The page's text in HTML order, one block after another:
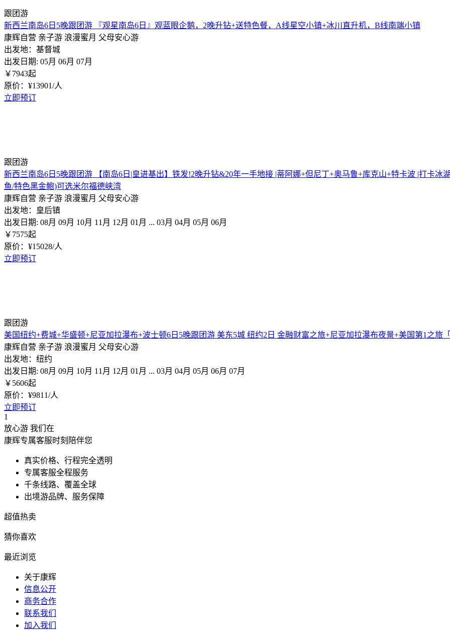
跟团游
新西兰南岛6日5晚跟团游 『观星南岛6日』观蓝眼企鹅，2晚升钻+送特色餐，A线星空小镇+冰川直升机，B线南端小镇
康辉自营 亲子游 浪漫蜜月 父母安心游
出发地：基督城
出发日期: 05月 06月 07月
￥ 7943起
原价：¥13901/人
立即预订
跟团游
新西兰南岛6日5晚跟团游 【南岛6日|皇进基出】铁发!2晚升钻&20年一手地接 |蒂阿娜+但尼丁+奥马鲁+库克山+特卡波 |打卡
鱼/特色黑金鲍)可选米尔福德峡湾
康辉自营 亲子游 浪漫蜜月 父母安心游
出发地：皇后镇
出发日期: 08月 09月 10月 11月 12月 01月 ... 03月 04月 05月 06月
￥ 7575起
原价：¥15028/人
立即预订
跟团游
美国纽约+费城+华盛顿+尼亚加拉瀑布+波士顿6日5晚跟团游 美东5城 纽约2日 金融财富之旅+尼亚加拉瀑布夜景+美国第1之旅「
康辉自营 亲子游 浪漫蜜月 父母安心游
出发地：纽约
出发日期: 08月 09月 10月 11月 12月 01月 ... 03月 04月 05月 06月 07月
￥ 5606起
原价：¥9811/人
立即预订
1
放心游 我们在
康辉专属客服时刻陪伴您
真实价格、行程完全透明
专属客服全程服务
千条线路、覆盖全球
出境游品牌、服务保障
超值热卖
猜你喜欢
最近浏览
关于康辉
信息公开
商务合作
联系我们
加入我们